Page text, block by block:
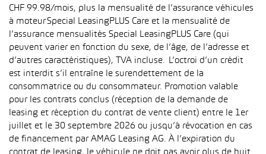
CHF 99.98/mois, plus la mensualité de l’assurance véhicules
à moteur Special LeasingPLUS Care et la mensualité de
l’assurance mensualités Special LeasingPLUS Care (qui
peuvent varier en fonction du sexe, de l’âge, de l’adresse et
d’autres caractéristiques), TVA incluse. L’octroi d’un crédit
est interdit s’il entraîne le surendettement de la
consommatrice ou du consommateur. Promotion valable
pour les contrats conclus (réception de la demande de
leasing et réception du contrat de vente client) entre le 1er
juillet et le 30 septembre 2026 ou jusqu’à révocation en cas
de financement par AMAG Leasing AG. À l’expiration du
contrat de leasing, le véhicule ne doit pas avoir plus de huit